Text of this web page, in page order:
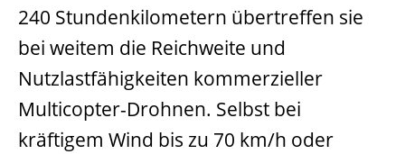
240 Stundenkilometern übertreffen sie
bei weitem die Reichweite und
Nutzlastfähigkeiten kommerzieller
Multicopter-Drohnen. Selbst bei
kräftigem Wind bis zu 70 km/h oder